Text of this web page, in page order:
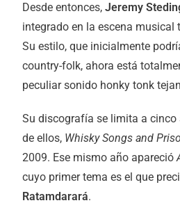
Desde entonces,Jeremy
integrado en la escena musical
Su estilo, que inicialmente
country-folk, ahora está
peculiar sonido honky tonk
Su discografía se limita a cinco
de ellos, Whisky Songs and
2009. Ese mismo año apareció
cuyo primer tema es el que
Ratamdarará.